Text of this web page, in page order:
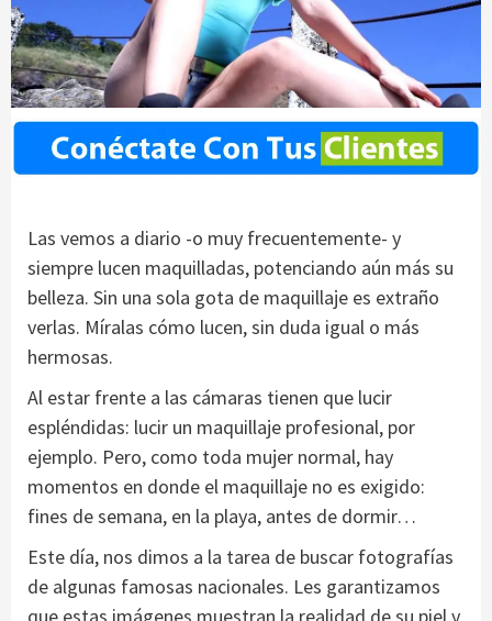
Las vemos a diario -o muy frecuentemente- y
siempre lucen maquilladas, potenciando aún más su
belleza. Sin una sola gota de maquillaje es extraño
verlas. Míralas cómo lucen, sin duda igual o más
hermosas.
Al estar frente a las cámaras tienen que lucir
espléndidas: lucir un maquillaje profesional, por
ejemplo. Pero, como toda mujer normal, hay
momentos en donde el maquillaje no es exigido:
fines de semana, en la playa, antes de dormir…
Este día, nos dimos a la tarea de buscar fotografías
de algunas famosas nacionales. Les garantizamos
que estas imágenes muestran la realidad de su piel y